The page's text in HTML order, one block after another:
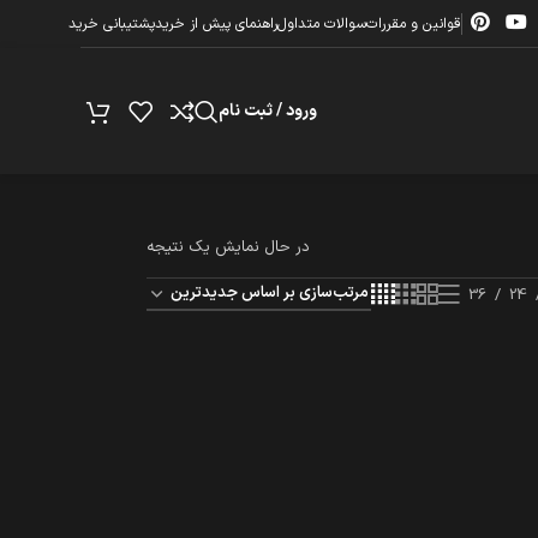
قوانین و مقرراتسوالات متداولراهنمای پیش از خریدپشتیبانی خرید
ورود / ثبت نام
در حال نمایش یک نتیجه
24
36